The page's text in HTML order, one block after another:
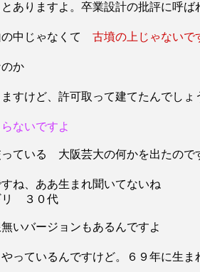
ありますよ。卒業設計の批評に呼ば
中じゃなくて 古墳の上じゃないで
のか
すけど、許可取って建てたんでしょ
らないですよ
っている 大阪芸大の何かを出たので
すね、ああ生まれ聞いてないね
リ ３０代
いバージョンもあるんですよ
っているんですけど。６９年に生ま